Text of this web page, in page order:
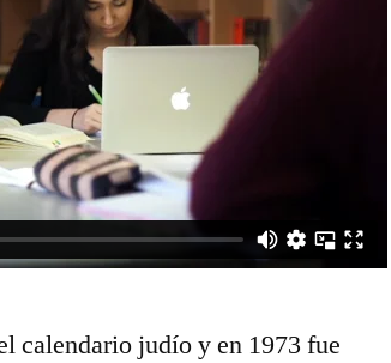
calendario judío y en 1973 fue